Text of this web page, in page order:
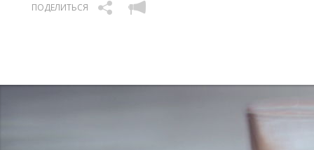
ПОДЕЛИТЬСЯ